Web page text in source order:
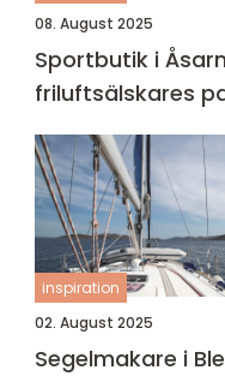
08. August 2025
Sportbutik i
friluftsälskares
inspiration
02. August 2025
Segelmakare i